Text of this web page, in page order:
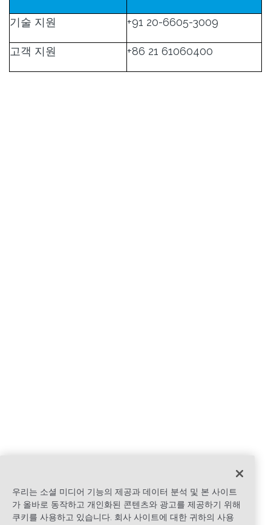
기술 지원 +91 20-6605-3009
고객 지원 +86 21 61060400
우리는 소셜 미디어 기능의 제공과 데이터 분석 및 본 사이트
가 올바로 동작하고 개인화된 콘텐츠와 광고를 제공하기 위해
쿠키를 사용하고 있습니다. 회사 사이트에 대한 귀하의 사용